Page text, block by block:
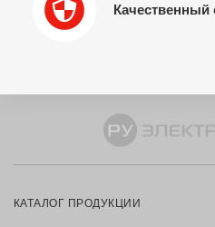
Качественный
КАТАЛОГ ПРОДУКЦИИ